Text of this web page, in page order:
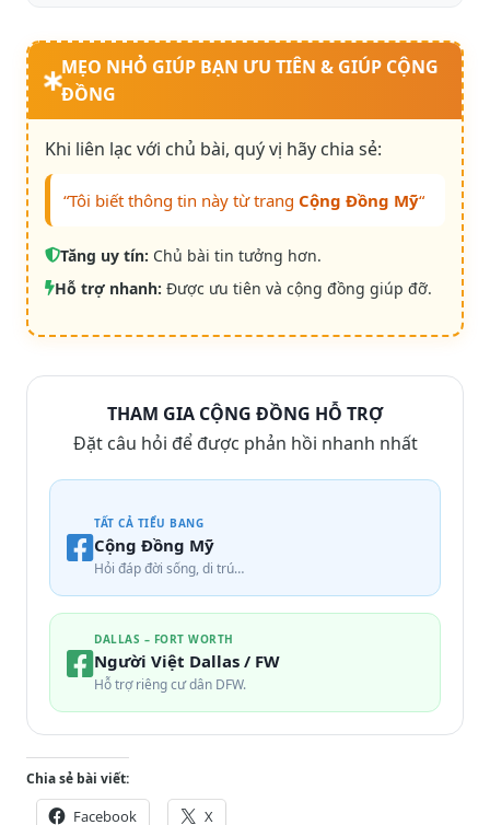
MẸO NHỎ GIÚP BẠN ƯU TIÊN & GIÚP CỘNG
ĐỒNG
Khi liên lạc với chủ bài, quý vị hãy chia sẻ:
“Tôi biết thông tin này từ trang Cộng Đồng Mỹ“
Tăng uy tín: Chủ bài tin tưởng hơn.
Hỗ trợ nhanh: Được ưu tiên và cộng đồng giúp đỡ.
THAM GIA CỘNG ĐỒNG HỖ TRỢ
Đặt câu hỏi để được phản hồi nhanh nhất
TẤT CẢ TIỂU BANG
Cộng Đồng Mỹ
Hỏi đáp đời sống, di trú…
DALLAS – FORT WORTH
Người Việt Dallas / FW
Hỗ trợ riêng cư dân DFW.
Chia sẻ bài viết:
Facebook X